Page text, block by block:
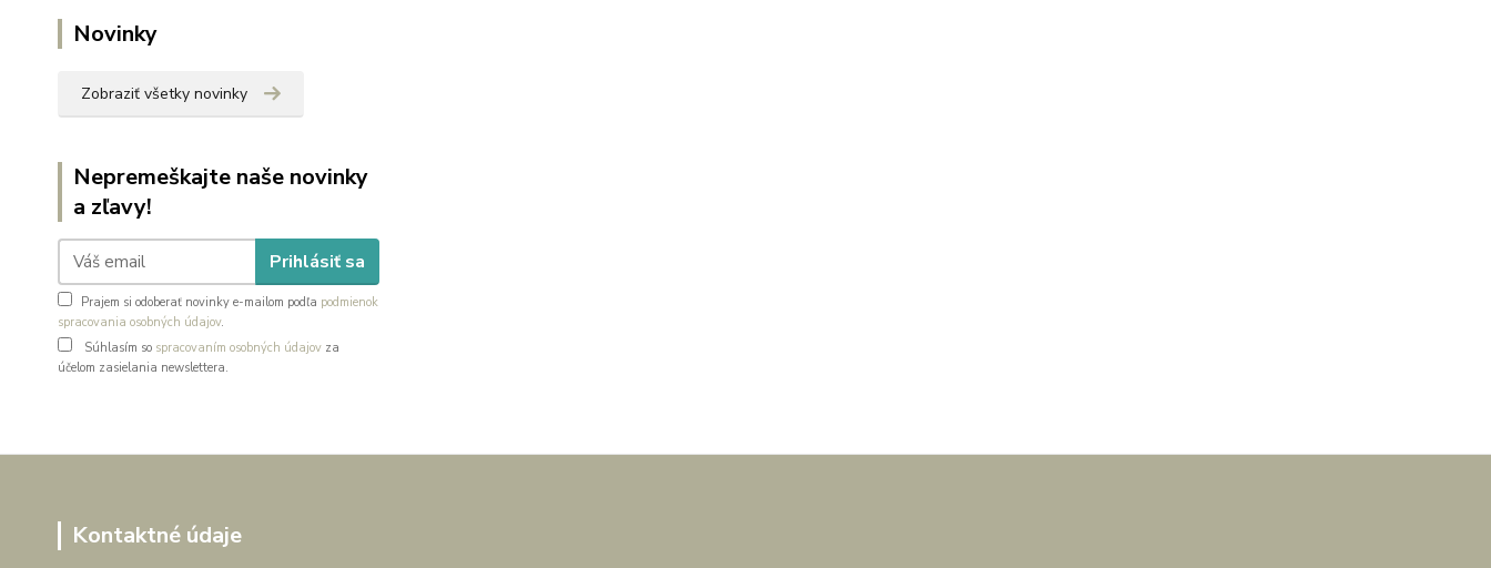
Novinky
Zobraziť všetky novinky
Nepremeškajte naše novinky
a zľavy!
Prihlásiť sa
Prajem si odoberať novinky e-mailom podľa podmienok
spracovania osobných údajov.
Súhlasím so spracovaním osobných údajov za
účelom zasielania newslettera.
Kontaktné údaje